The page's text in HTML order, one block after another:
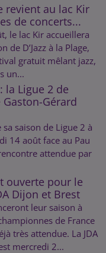
revient au lac Kir
de concerts...
le lac Kir accueillera
de D’Jazz à la Plage,
gratuit mêlant jazz,
un...
la Ligue 2 de
Gérard
sa saison de Ligue 2 à
14 août face au Pau
attendue par
ouverte pour le
Dijon et Brest
leur saison à
de France
très attendue. La JDA
mercredi 2...